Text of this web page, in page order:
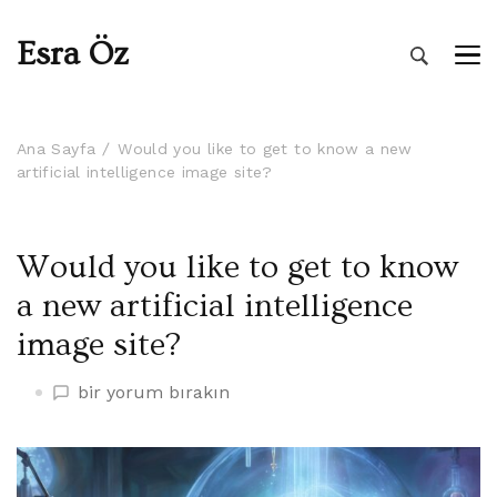
Esra Öz
Ana Sayfa
Would you like to get to know a new
artificial intelligence image site?
Would you like to get to know
a new artificial intelligence
image site?
Would
like
bir yorum bırakın